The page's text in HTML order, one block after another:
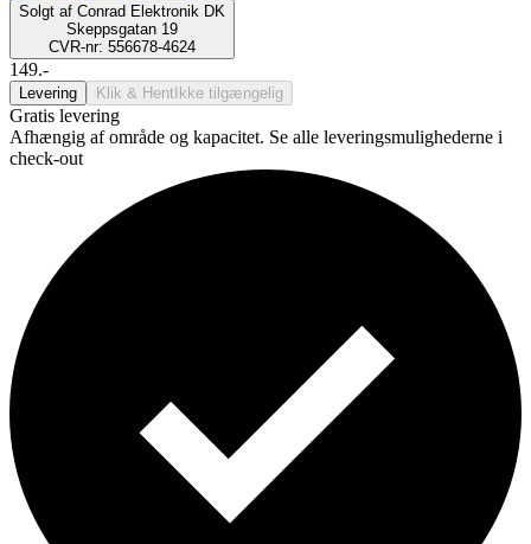
Solgt af Conrad Elektronik DK
Skeppsgatan 19
CVR-nr: 556678-4624
149.-
Levering Klik & Hent Ikke tilgængelig
Gratis levering
Afhængig af område og kapacitet. Se alle leveringsmulighederne i
check-out